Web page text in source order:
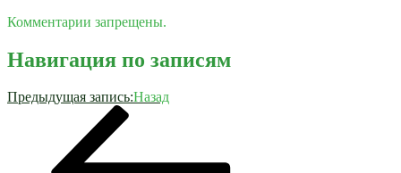
Комментарии запрещены.
Навигация по записям
Предыдущая запись:Назад